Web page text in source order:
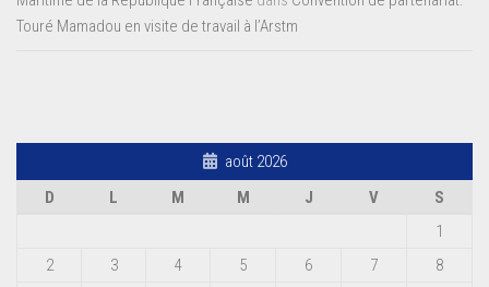
Touré Mamadou en visite de travail à l’Arstm
août 2026
D
L M M J V
S
1
2
3 4 5 6 7
8